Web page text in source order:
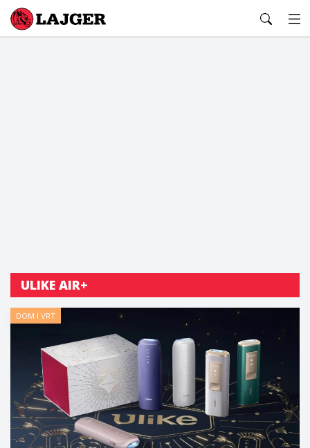
Lajger
ULIKE AIR+
DOM I VRT